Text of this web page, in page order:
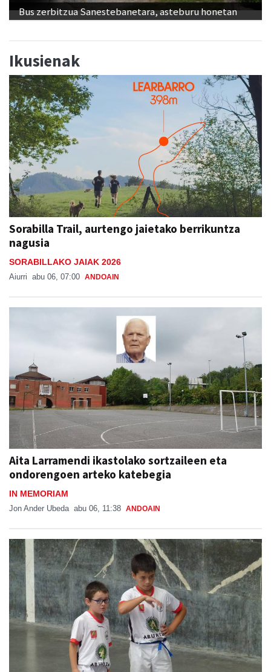
Bus zerbitzua Sanestebanetara, asteburu honetan
Ikusienak
Sorabilla Trail, aurtengo jaietako berrikuntza
nagusia
SORABILLAKO JAIAK 2026
Aiurri abu 06, 07:00 ANDOAIN
Aita Larramendi ikastolako sortzaileen eta
ondorengoen arteko katebegia
IN MEMORIAM
Jon Ander Ubeda abu 06, 11:38 ANDOAIN